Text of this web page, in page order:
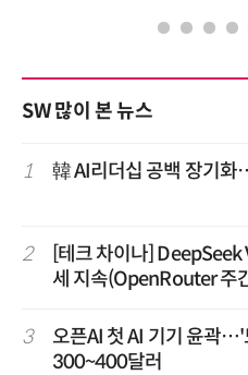
SW 많이 본 뉴스
1 韓 AI리더십 공백 장기
2
[테크 차이나]
세 지속(OpenRouter 주
3
오픈AI 첫 AI 기기 윤곽
300~400달러